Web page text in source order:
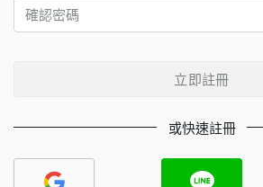
立即註冊
或快速註冊